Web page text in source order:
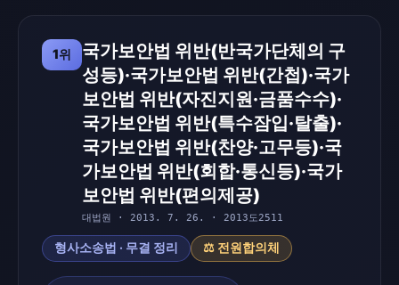
1위
국가보안법 위반(반국가단체의 구
성등)·국가보안법 위반(간첩)·국가
보안법 위반(자진지원·금품수수)·
국가보안법 위반(특수잠입·탈출)·
국가보안법 위반(찬양·고무등)·국
가보안법 위반(회합·통신등)·국가
보안법 위반(편의제공)
대법원 · 2013. 7. 26. · 2013도2511
형사소송법 · 무결 정리 ⚖️ 전원합의체